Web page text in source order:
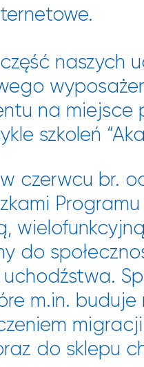
naszych
na miejsce
szkoleń
czerwcu br.
do
m.in.
do sklepu